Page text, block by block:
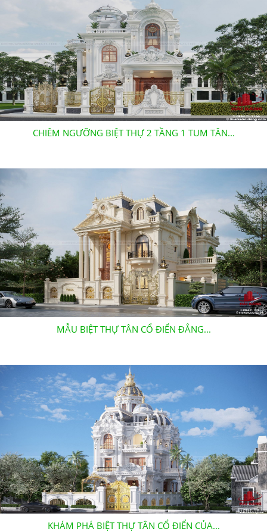
CHIÊM NGƯỠNG BIỆT THỰ 2 TẦNG 1 TUM TÂN...
MẪU BIỆT THỰ TÂN CỔ ĐIỂN ĐẲNG...
KHÁM PHÁ BIỆT THỰ TÂN CỔ ĐIỂN CỦA...